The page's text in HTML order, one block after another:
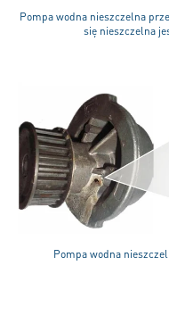
Pompa wodna nieszczelna
się nieszczelna
Pompa wodna